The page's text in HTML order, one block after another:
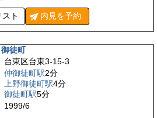
ト 内見を予約
徒町
台東区台東3-15-3
仲御徒町駅2分
上野御徒町駅4分
御徒町駅5分
1999/6